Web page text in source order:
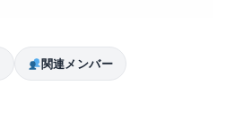
関連メンバー